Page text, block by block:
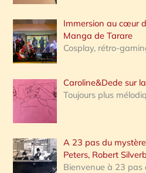
:
Immersion au cœur
Manga de Tarare
Cosplay, rétro-
Caroline&Dede sur
Toujours plus
A 23 pas du
Peters, Robert
Bienvenue à 23 pas